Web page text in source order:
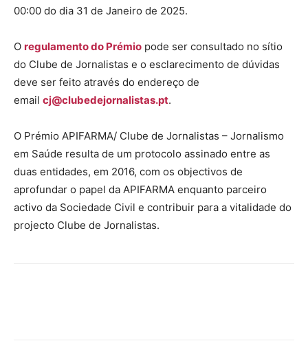
00:00 do dia 31 de Janeiro de 2025.
O regulamento do Prémio pode ser consultado no sítio
do Clube de Jornalistas e o esclarecimento de dúvidas
deve ser feito através do endereço de
email cj@clubedejornalistas.pt.
O Prémio APIFARMA/ Clube de Jornalistas – Jornalismo
em Saúde resulta de um protocolo assinado entre as
duas entidades, em 2016, com os objectivos de
aprofundar o papel da APIFARMA enquanto parceiro
activo da Sociedade Civil e contribuir para a vitalidade do
projecto Clube de Jornalistas.